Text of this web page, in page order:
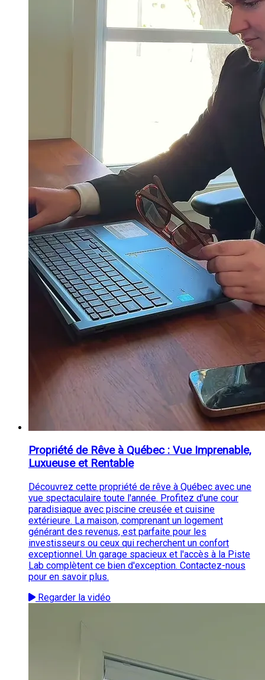
Propriété de Rêve à Québec : Vue Imprenable,
Luxueuse et Rentable
Découvrez cette propriété de rêve à Québec avec une
vue spectaculaire toute l'année. Profitez d'une cour
paradisiaque avec piscine creusée et cuisine
extérieure. La maison, comprenant un logement
générant des revenus, est parfaite pour les
investisseurs ou ceux qui recherchent un confort
exceptionnel. Un garage spacieux et l'accès à la Piste
Lab complètent ce bien d'exception. Contactez-nous
pour en savoir plus.
Regarder la vidéo